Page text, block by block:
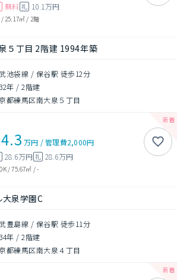
無料 礼 10.1万円
/ 25.17㎡ / 2階
５丁目 2階建 1994年築
池袋線 / 保谷駅 徒歩12分
年 /2階建
都練馬区南大泉５丁目
万円 /管理費2,000円
28.6万円 礼 28.6万円
/75.67㎡ /-
大泉学園C
豊島線 / 保谷駅 徒歩11分
年 /2階建
都練馬区南大泉４丁目